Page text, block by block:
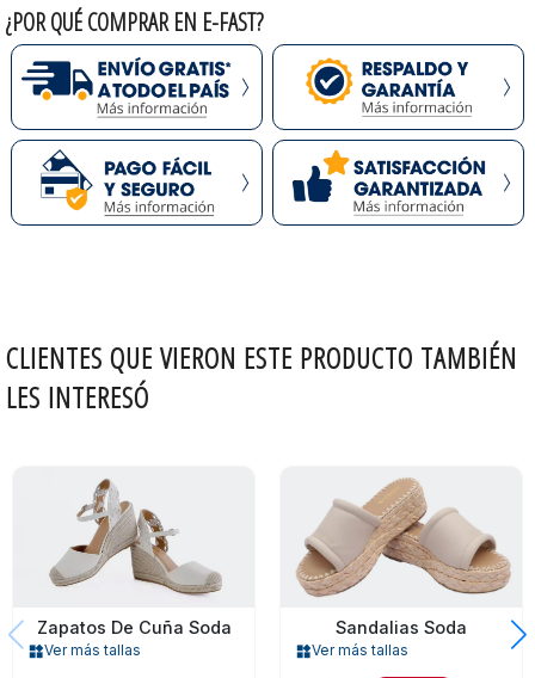
¿POR QUÉ COMPRAR EN E-FAST?
CLIENTES QUE VIERON ESTE PRODUCTO TAMBIÉN
LES INTERESÓ
Zapatos De Cuña Soda
widgetsVer más tallas
Sandalias Soda
widgetsVer más tallas